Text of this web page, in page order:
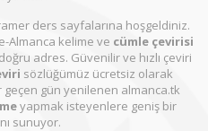
ders sayfalarına hoşgeldiniz.
Almanca kelime ve cümle çevirisi
adres. Güvenilir ve hızlı çeviri
sözlüğümüz ücretsiz olarak
geçen gün yenilenen almanca.tk
yapmak isteyenlere geniş bir
sunuyor.